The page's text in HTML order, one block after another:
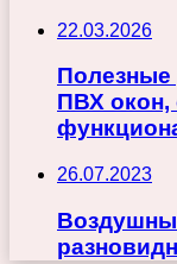
22.03.2026
Полезные
ПВХ окон,
26.07.2023